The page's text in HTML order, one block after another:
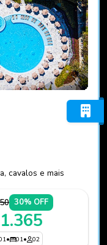
cavalos e mais
30% OFF
• 01• 02